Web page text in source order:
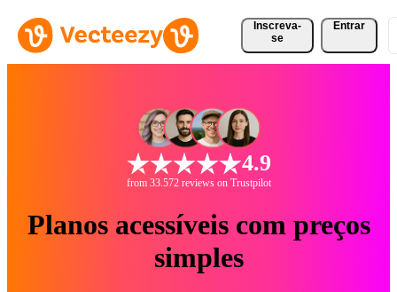
Inscreva-
se
Entrar
4.9
from 33.572 reviews on Trustpilot
Planos acessíveis com preços
simples